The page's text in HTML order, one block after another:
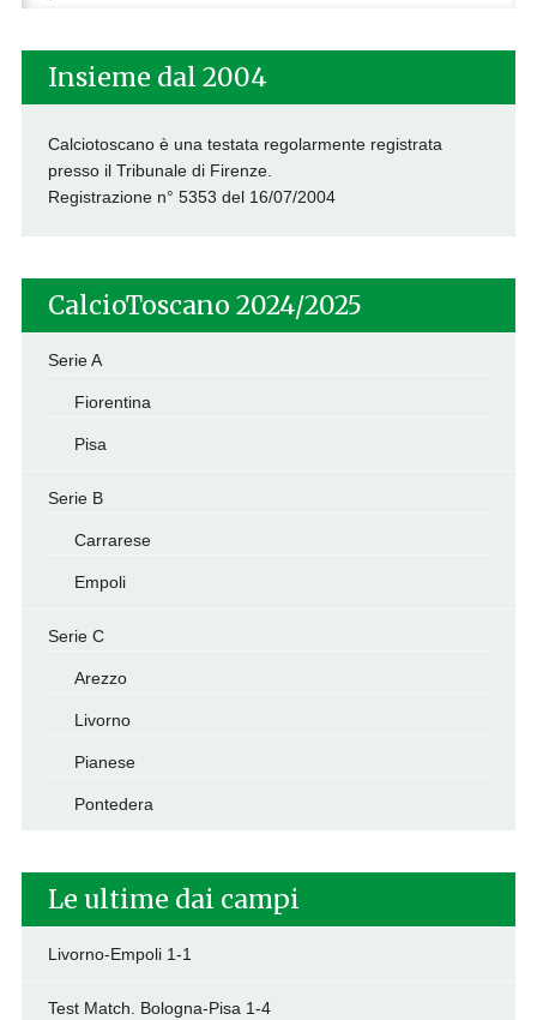
per:
Insieme dal 2004
Calciotoscano è una testata regolarmente registrata
presso il Tribunale di Firenze.
Registrazione n° 5353 del 16/07/2004
CalcioToscano 2024/2025
Serie A
Fiorentina
Pisa
Serie B
Carrarese
Empoli
Serie C
Arezzo
Livorno
Pianese
Pontedera
Le ultime dai campi
Livorno-Empoli 1-1
Test Match. Bologna-Pisa 1-4